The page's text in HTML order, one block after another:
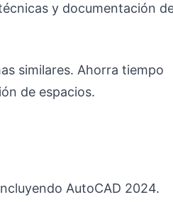
y documentación
similares. Ahorra tiempo
de espacios.
AutoCAD 2024.